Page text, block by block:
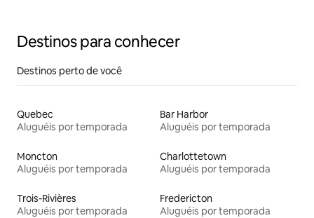
Destinos para conhecer
Destinos perto de você
Quebec
Aluguéis por temporada
Bar Harbor
Aluguéis por temporada
Moncton
Aluguéis por temporada
Charlottetown
Aluguéis por temporada
Trois-Rivières
Aluguéis por temporada
Fredericton
Aluguéis por temporada